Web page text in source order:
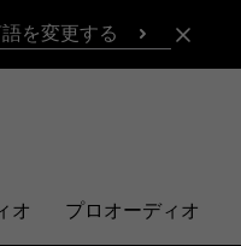
を変更する
オ プロオーディオ